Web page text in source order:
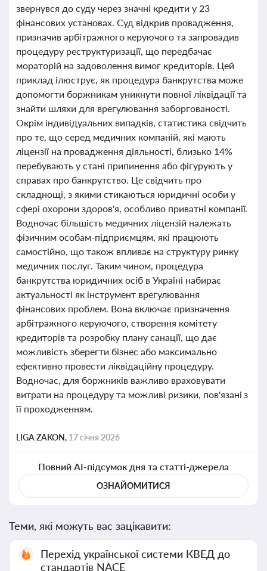
звернувся до суду через значні кредити у 23
фінансових установах. Суд відкрив провадження,
призначив арбітражного керуючого та запровадив
процедуру реструктуризації, що передбачає
мораторій на задоволення вимог кредиторів. Цей
приклад ілюструє, як процедура банкрутства може
допомогти боржникам уникнути повної ліквідації та
знайти шляхи для врегулювання заборгованості.
Окрім індивідуальних випадків, статистика свідчить
про те, що серед медичних компаній, які мають
ліцензії на провадження діяльності, близько 14%
перебувають у стані припинення або фігурують у
справах про банкрутство. Це свідчить про
складнощі, з якими стикаються юридичні особи у
сфері охорони здоров'я, особливо приватні компанії.
Водночас більшість медичних ліцензій належать
фізичним особам-підприємцям, які працюють
самостійно, що також впливає на структуру ринку
медичних послуг. Таким чином, процедура
банкрутства юридичних осіб в Україні набирає
актуальності як інструмент врегулювання
фінансових проблем. Вона включає призначення
арбітражного керуючого, створення комітету
кредиторів та розробку плану санації, що дає
можливість зберегти бізнес або максимально
ефективно провести ліквідаційну процедуру.
Водночас, для боржників важливо враховувати
витрати на процедуру та можливі ризики, пов'язані з
її проходженням.
LIGA ZAKON, 17 січня 2026
Повний AI-підсумок дня та статті-джерела
ОЗНАЙОМИТИСЯ
Теми, які можуть вас зацікавити:
Перехід української системи КВЕД до
стандартів NACE